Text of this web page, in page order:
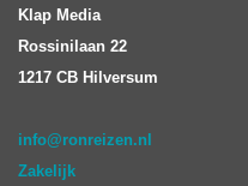
Klap Media
Rossinilaan 22
1217 CB Hilversum
info@ronreizen.nl
Zakelijk